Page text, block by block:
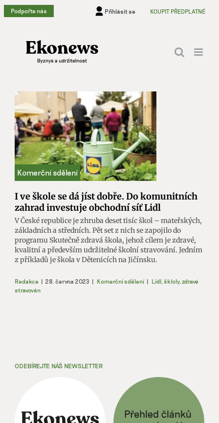
Přeskočit
na
Podpořte nás Přihlásit se KOUPIT PŘEDPLATNÉ
I ve škole se dá jíst dobře. Do komunitních
zahrad investuje obchodní síť Lidl
V České republice je zhruba deset tisíc škol – mateřských,
základních a středních. Pět set z nich se zapojilo do
programu Skutečně zdravá škola, jehož cílem je zdravé,
kvalitní a především udržitelné školní stravování. Jedním
z příkladů je škola v Dětenicích na Jičínsku.
Redakce | 28. června 2023 | Komerční sdělení | Lidl, škloly, zdravé
stravován
ODEBÍREJTE NÁŠ NEWSLETTER